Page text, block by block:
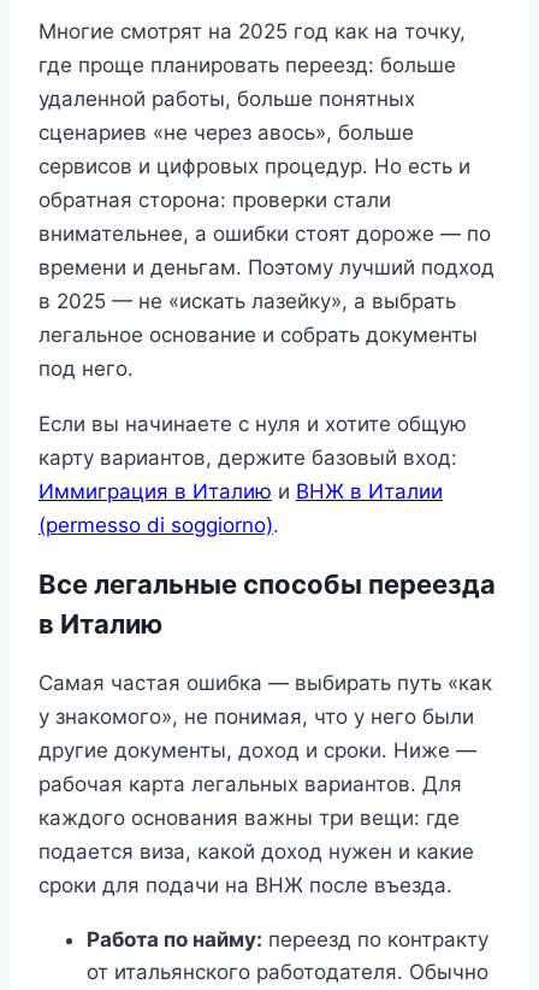
Многие смотрят на 2025 год как на точку,
где проще планировать переезд: больше
удаленной работы, больше понятных
сценариев «не через авось», больше
сервисов и цифровых процедур. Но есть и
обратная сторона: проверки стали
внимательнее, а ошибки стоят дороже — по
времени и деньгам. Поэтому лучший подход
в 2025 — не «искать лазейку», а выбрать
легальное основание и собрать документы
под него.
Если вы начинаете с нуля и хотите общую
карту вариантов, держите базовый вход:
Иммиграция в Италию и ВНЖ в Италии
(permesso di soggiorno).
Все легальные способы переезда
в Италию
Самая частая ошибка — выбирать путь «как
у знакомого», не понимая, что у него были
другие документы, доход и сроки. Ниже —
рабочая карта легальных вариантов. Для
каждого основания важны три вещи: где
подается виза, какой доход нужен и какие
сроки для подачи на ВНЖ после въезда.
Работа по найму: переезд по контракту
от итальянского работодателя. Обычно